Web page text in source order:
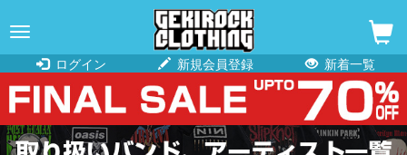
navigation
ログイン
新規会員登録 新着一覧